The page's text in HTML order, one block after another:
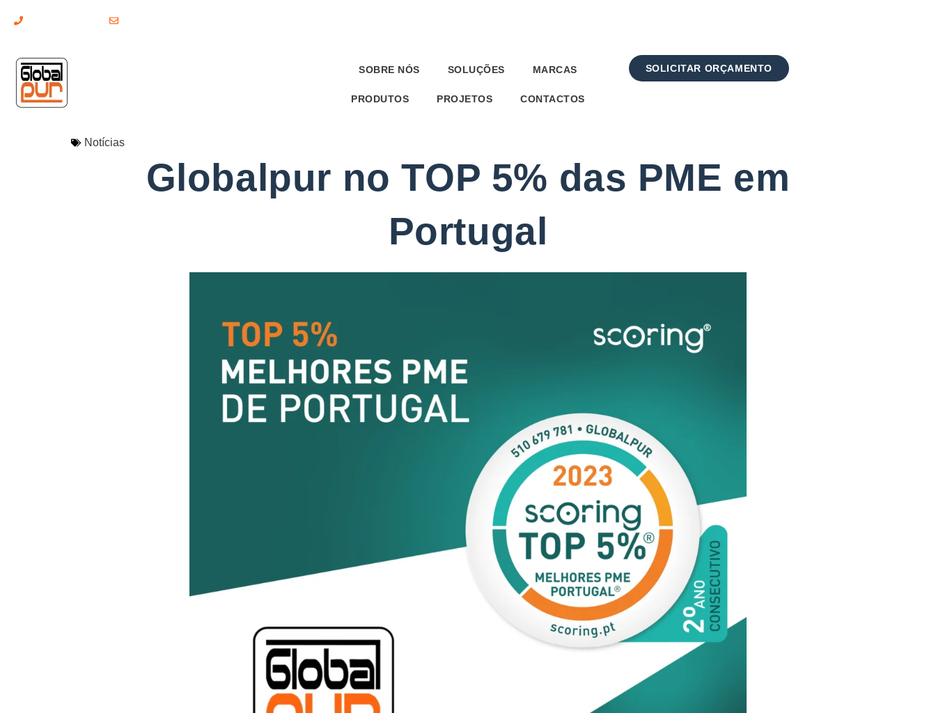
(+351) 211 379 921
SOBRE NÓS SOLUÇÕES MARCAS
PRODUTOS PROJETOS CONTACTOS
SOLICITAR ORÇAMENTO
Notícias
Globalpur no TOP 5% das PME em
Portugal